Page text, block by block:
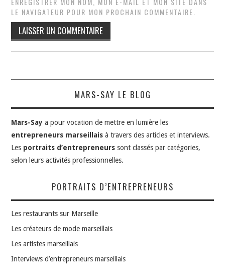
LE NAVIGATEUR POUR MON PROCHAIN COMMENTAIRE.
MARS-SAY LE BLOG
Mars-Say a pour vocation de mettre en lumière les
entrepreneurs marseillais à travers des articles et interviews.
Les portraits d’entrepreneurs sont classés par catégories,
selon leurs activités professionnelles.
PORTRAITS D’ENTREPRENEURS
Les restaurants sur Marseille
Les créateurs de mode marseillais
Les artistes marseillais
Interviews d’entrepreneurs marseillais